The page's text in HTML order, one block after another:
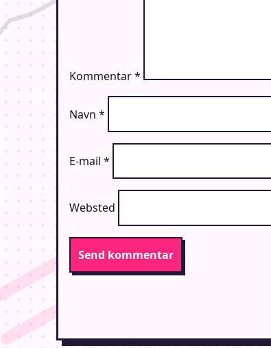
Kommentar*
Navn *
E-mail *
Websted